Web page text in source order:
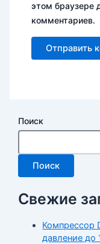
этом браузере
комментариев.
Поиск
Поиск
Свежие
Компрессор
давление до